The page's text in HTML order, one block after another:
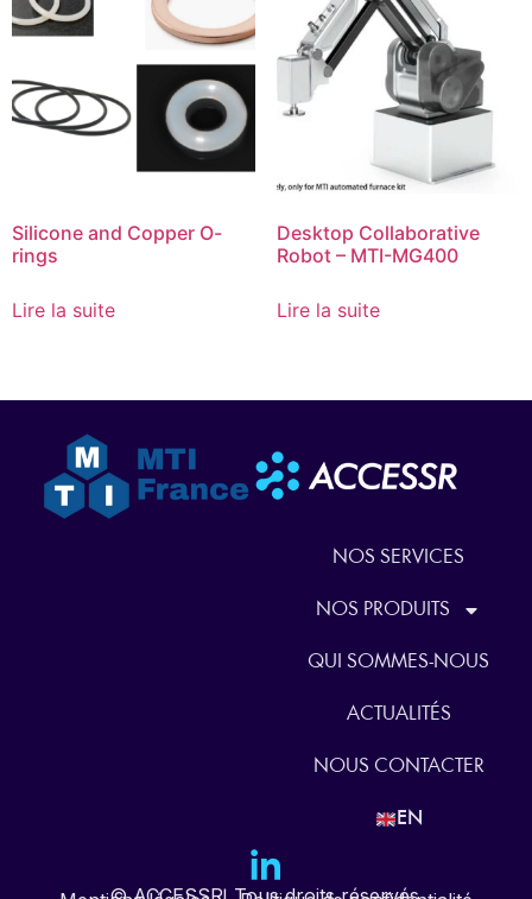
Silicone and Copper O-
rings
Lire la suite
Desktop Collaborative
Robot – MTI-MG400
Lire la suite
NOS SERVICES
NOS PRODUITS
QUI SOMMES-NOUS
ACTUALITÉS
NOUS CONTACTER
EN